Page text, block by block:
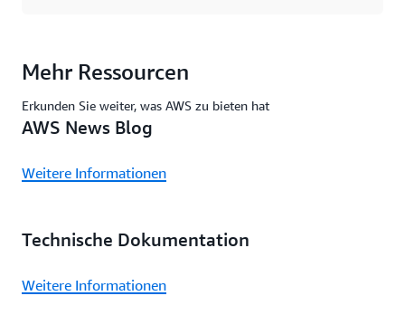
Mehr Ressourcen
Erkunden Sie weiter, was AWS zu bieten hat
AWS News Blog
Weitere Informationen
Technische Dokumentation
Weitere Informationen